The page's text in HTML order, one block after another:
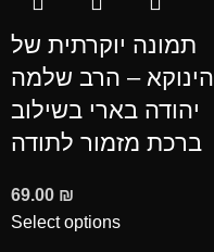
תמונה יוקרתית של
הינוקא – הרב שלמה
יהודה בארי בשילוב
ברכת מזמור לתודה
69.00 ₪
Select options